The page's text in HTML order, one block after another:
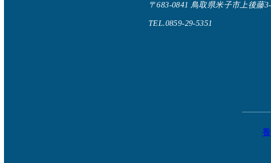
〒683-0841 鳥取県米子市上後藤
TEL.0859-29-5351